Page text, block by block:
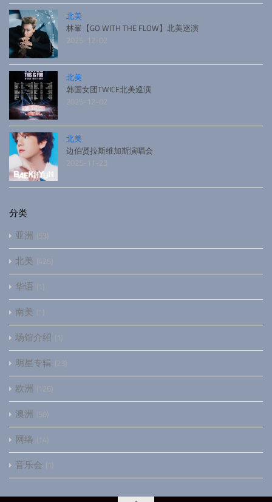
北美
林峯【GO WITH THE FLOW】北美巡演
2025-12-02
北美
韩国女团TWICE北美巡演
2025-12-02
北美
边伯贤拉斯维加斯演唱会
2025-11-23
分类
亚洲 53
北美 425
华语 1
南美 1
场馆介绍 1
明星专辑 23
欧洲 126
澳洲 50
网络 14
音乐会 1